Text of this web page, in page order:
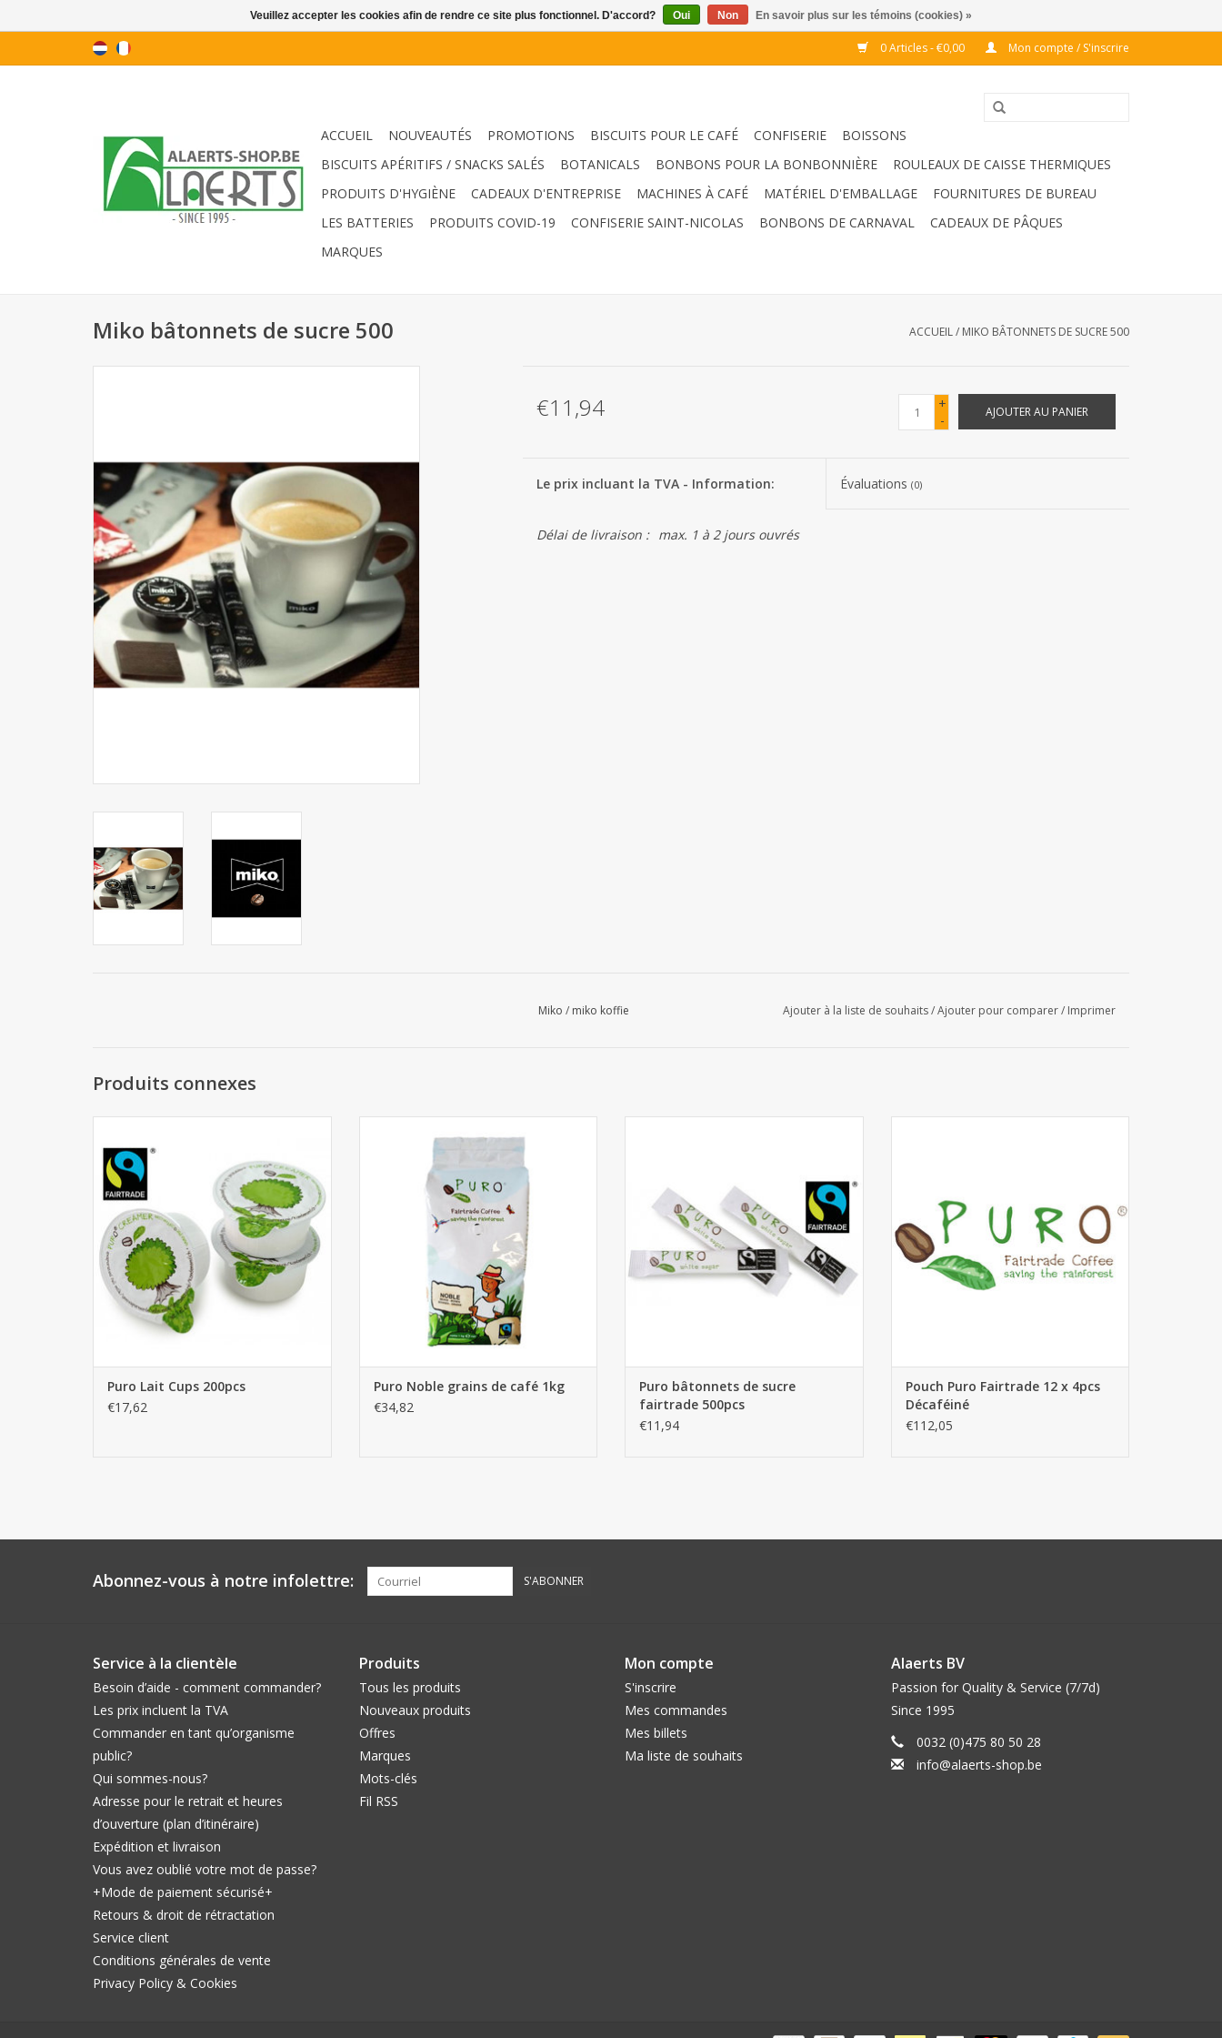
0 Articles - €0,00 Mon compte / S'inscrire
ACCUEIL NOUVEAUTÉS PROMOTIONS BISCUITS POUR LE CAFÉ CONFISERIE
BOISSONS
BISCUITS APÉRITIFS / SNACKS SALÉS
BOTANICALS BONBONS POUR LA BONBONNIÈRE
ROULEAUX DE CAISSE THERMIQUES
PRODUITS D'HYGIÈNE
CADEAUX D'ENTREPRISE MACHINES À CAFÉ MATÉRIEL D'EMBALLAGE
FOURNITURES DE BUREAU
LES BATTERIES
PRODUITS COVID-19 CONFISERIE SAINT-NICOLAS BONBONS DE CARNAVAL
CADEAUX DE PÂQUES
MARQUES
Miko bâtonnets de sucre 500 ACCUEIL/ MIKO BÂTONNETS DE SUCRE 500
€11,94
+
-
AJOUTER AU PANIER
Le prix incluant la TVA - Information: Évaluations(0)
Délai de livraison : max. 1 à 2 jours ouvrés
Miko / miko koffie Ajouter à la liste de souhaits/Ajouter pour comparer/ Imprimer
Produits connexes
Puro Lait Cups 200pcs
€17,62
AJOUTER AU PANIER
Puro Noble grains de café 1kg
€34,82
Puro bâtonnets de sucre
fairtrade 500pcs
€11,94
Pouch Puro Fairtrade 12 x 4pcs
Décaféiné
€112,05
Abonnez-vous à notre infolettre: S'ABONNER
Service à la clientèle
Besoin d’aide - comment commander?
Les prix incluent la TVA
Commander en tant qu’organisme
public?
Qui sommes-nous?
Adresse pour le retrait et heures
d’ouverture (plan d’itinéraire)
Expédition et livraison
Vous avez oublié votre mot de passe?
+Mode de paiement sécurisé+
Retours & droit de rétractation
Service client
Conditions générales de vente
Privacy Policy & Cookies
Produits
Tous les produits
Nouveaux produits
Offres
Marques
Mots-clés
Fil RSS
Mon compte
S'inscrire
Mes commandes
Mes billets
Ma liste de souhaits
Alaerts BV
Passion for Quality & Service (7/7d)
Since 1995
0032 (0)475 80 50 28
info@alaerts-shop.be
Veuillez accepter les cookies afin de rendre ce site plus fonctionnel. D'accord? Oui Non En savoir plus sur les témoins (cookies) »